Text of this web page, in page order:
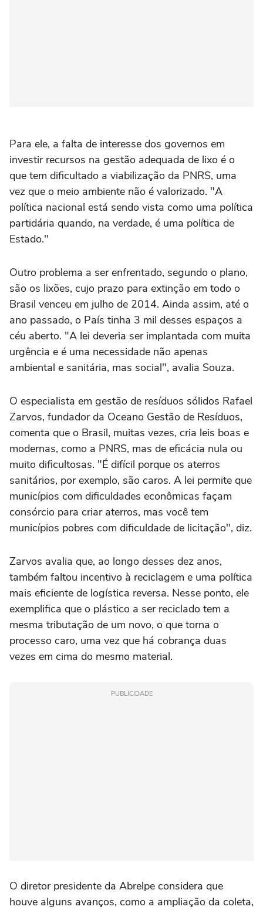
Para ele, a falta de interesse dos governos em
investir recursos na gestão adequada de lixo é o
que tem dificultado a viabilização da PNRS, uma
vez que o meio ambiente não é valorizado. "A
política nacional está sendo vista como uma política
partidária quando, na verdade, é uma política de
Estado."
Outro problema a ser enfrentado, segundo o plano,
são os lixões, cujo prazo para extinção em todo o
Brasil venceu em julho de 2014. Ainda assim, até o
ano passado, o País tinha 3 mil desses espaços a
céu aberto. "A lei deveria ser implantada com muita
urgência e é uma necessidade não apenas
ambiental e sanitária, mas social", avalia Souza.
O especialista em gestão de resíduos sólidos Rafael
Zarvos, fundador da Oceano Gestão de Resíduos,
comenta que o Brasil, muitas vezes, cria leis boas e
modernas, como a PNRS, mas de eficácia nula ou
muito dificultosas. "É difícil porque os aterros
sanitários, por exemplo, são caros. A lei permite que
municípios com dificuldades econômicas façam
consórcio para criar aterros, mas você tem
municípios pobres com dificuldade de licitação", diz.
Zarvos avalia que, ao longo desses dez anos,
também faltou incentivo à reciclagem e uma política
mais eficiente de logística reversa. Nesse ponto, ele
exemplifica que o plástico a ser reciclado tem a
mesma tributação de um novo, o que torna o
processo caro, uma vez que há cobrança duas
vezes em cima do mesmo material.
PUBLICIDADE
O diretor presidente da Abrelpe considera que
houve alguns avanços, como a ampliação da coleta,